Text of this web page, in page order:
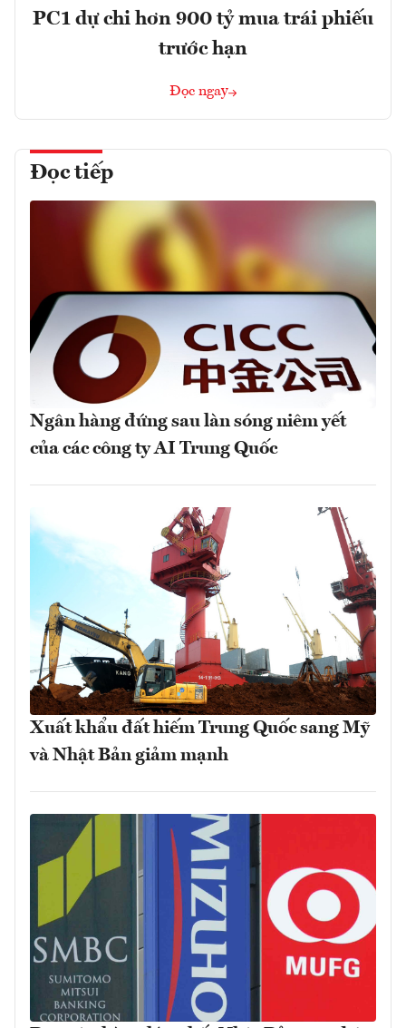
PC1 dự chi hơn 900 tỷ mua trái phiếu
trước hạn
Đọc ngay
Đọc tiếp
Ngân hàng đứng sau làn sóng niêm yết
của các công ty AI Trung Quốc
Xuất khẩu đất hiếm Trung Quốc sang Mỹ
và Nhật Bản giảm mạnh